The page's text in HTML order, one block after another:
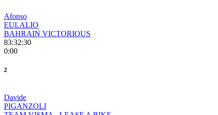
Afonso
EULALIO
BAHRAIN VICTORIOUS
83:32:30
0:00
2
Davide
PIGANZOLI